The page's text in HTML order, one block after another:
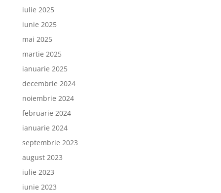
iulie 2025
iunie 2025
mai 2025
martie 2025
ianuarie 2025
decembrie 2024
noiembrie 2024
februarie 2024
ianuarie 2024
septembrie 2023
august 2023
iulie 2023
iunie 2023